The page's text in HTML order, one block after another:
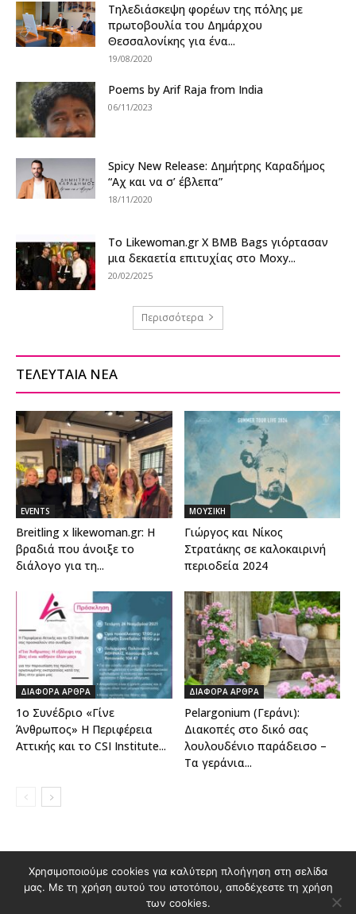
Τηλεδιάσκεψη φορέων της πόλης με
πρωτοβουλία του Δημάρχου
Θεσσαλονίκης για ένα...
19/08/2020
Poems by Arif Raja from India
06/11/2023
Spicy New Release: Δημήτρης Καραδήμος
“Αχ και να σ’ έβλεπα”
18/11/2020
Το Likewoman.gr X BMB Bags γιόρτασαν
μια δεκαετία επιτυχίας στο Moxy...
20/02/2025
Περισσότερα
ΤΕΛΕΥΤΑΙΑ ΝΕΑ
EVENTS
Breitling x likewoman.gr: Η
βραδιά που άνοιξε το
διάλογο για τη...
ΜΟΥΣΙΚΗ
Γιώργος και Νίκος
Στρατάκης σε καλοκαιρινή
περιοδεία 2024
ΔΙΑΦΟΡΑ ΑΡΘΡΑ
1ο Συνέδριο «Γίνε
Άνθρωπος» Η Περιφέρεια
Αττικής και το CSI Institute...
ΔΙΑΦΟΡΑ ΑΡΘΡΑ
Pelargonium (Γεράνι):
Διακοπές στο δικό σας
λουλουδένιο παράδεισο –
Τα γεράνια...
Διαφημιστείτε στο Polis Magazino
Όροι χρήσης & Πολιτική Προστασίας Προσωπικών Δεδομένων
Επικοινωνία
Χρησιμοποιούμε cookies για καλύτερη πλοήγηση στη σελίδα
μας. Με τη χρήση αυτού του ιστοτόπου, αποδέχεστε τη χρήση
των cookies.